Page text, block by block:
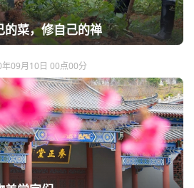
菜，修自己的禅
09月10日 00点00分